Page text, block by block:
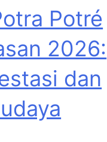
Potré
2026:
dan